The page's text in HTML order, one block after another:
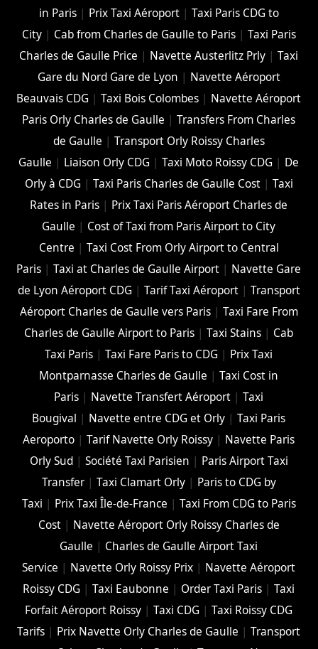
in Paris| Prix Taxi Aéroport| Taxi Paris CDG to
City| Cab from Charles de Gaulle to Paris| Taxi Paris
Charles de Gaulle Price | Navette Austerlitz Prly |Taxi
Gare du Nord Gare de Lyon | Navette Aéroport
Beauvais CDG |Taxi Bois Colombes | Navette Aéroport
Paris Orly Charles de Gaulle |Transfers From Charles
de Gaulle | Transport Orly Roissy Charles
Gaulle | Liaison Orly CDG |Taxi Moto Roissy CDG | De
Orly à CDG | Taxi Paris Charles de Gaulle Cost| Taxi
Rates in Paris | Prix Taxi Paris Aéroport Charles de
Gaulle | Cost of Taxi from Paris Airport to City
Centre | Taxi Cost From Orly Airport to Central
Paris |Taxi at Charles de Gaulle Airport | Navette Gare
de Lyon Aéroport CDG | Tarif Taxi Aéroport| Transport
Aéroport Charles de Gaulle vers Paris| Taxi Fare From
Charles de Gaulle Airport to Paris |Taxi Stains | Cab
Taxi Paris |Taxi Fare Paris to CDG | Prix Taxi
Montparnasse Charles de Gaulle |Taxi Cost in
Paris | Navette Transfert Aéroport |Taxi
Bougival | Navette entre CDG et Orly |Taxi Paris
Aeroporto |Tarif Navette Orly Roissy | Navette Paris
Orly Sud| Société Taxi Parisien | Paris Airport Taxi
Transfer| Taxi Clamart Orly| Paris to CDG by
Taxi | Prix Taxi Île-de-France | Taxi From CDG to Paris
Cost| Navette Aéroport Orly Roissy Charles de
Gaulle | Charles de Gaulle Airport Taxi
Service | Navette Orly Roissy Prix | Navette Aéroport
Roissy CDG |Taxi Eaubonne | Order Taxi Paris |Taxi
Forfait Aéroport Roissy |Taxi CDG |Taxi Roissy CDG
Tarifs | Prix Navette Orly Charles de Gaulle |Transport